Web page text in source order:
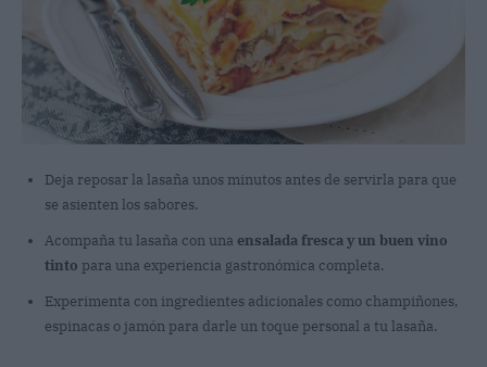
Deja reposar la lasaña unos minutos antes de servirla para que
se asienten los sabores.
Acompaña tu lasaña con una ensalada fresca y un buen vino
tinto para una experiencia gastronómica completa.
Experimenta con ingredientes adicionales como champiñones,
espinacas o jamón para darle un toque personal a tu lasaña.